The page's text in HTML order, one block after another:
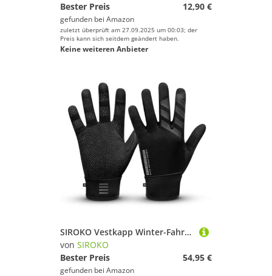
Bester Preis
12,90 €
gefunden bei Amazon
zuletzt überprüft am 27.09.2025 um 00:03; der
Preis kann sich seitdem geändert haben.
Keine weiteren Anbieter
SIROKO Vestkapp Winter-Fahrradhandschuhe, für Herren und Damen, Schwarz
von SIROKO
Bester Preis
54,95 €
gefunden bei Amazon